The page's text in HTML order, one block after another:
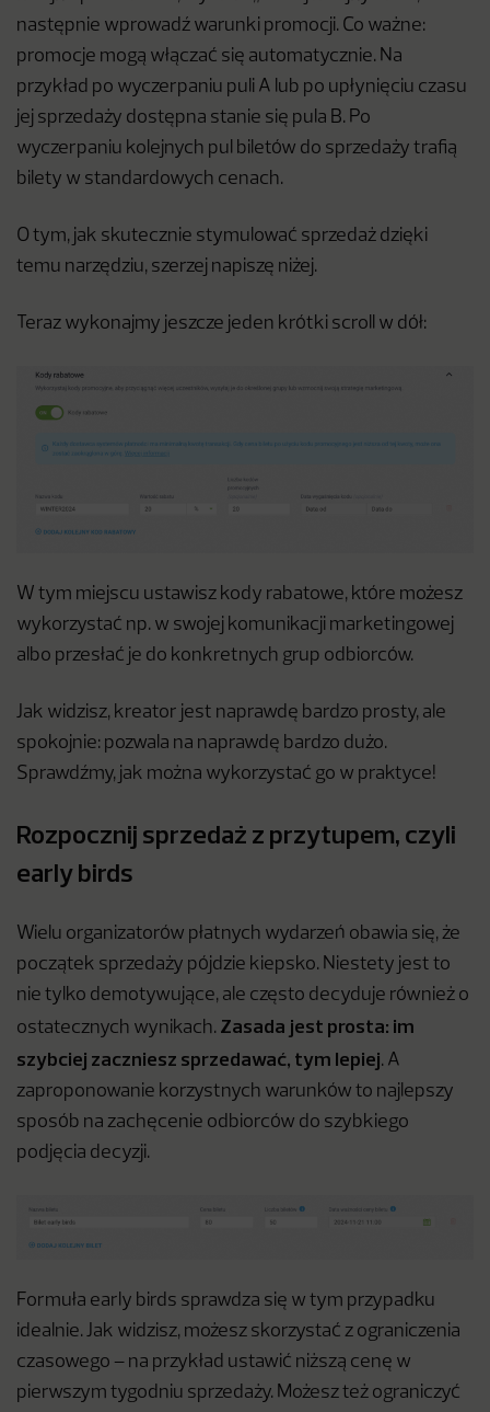
następnie wprowadź warunki promocji. Co ważne:
promocje mogą włączać się automatycznie. Na
przykład po wyczerpaniu puli A lub po upłynięciu czasu
jej sprzedaży dostępna stanie się pula B. Po
wyczerpaniu kolejnych pul biletów do sprzedaży trafią
bilety w standardowych cenach.
O tym, jak skutecznie stymulować sprzedaż dzięki
temu narzędziu, szerzej napiszę niżej.
Teraz wykonajmy jeszcze jeden krótki scroll w dół:
W tym miejscu ustawisz kody rabatowe, które możesz
wykorzystać np. w swojej komunikacji marketingowej
albo przesłać je do konkretnych grup odbiorców.
Jak widzisz, kreator jest naprawdę bardzo prosty, ale
spokojnie: pozwala na naprawdę bardzo dużo.
Sprawdźmy, jak można wykorzystać go w praktyce!
Rozpocznij sprzedaż z przytupem, czyli
early birds
Wielu organizatorów płatnych wydarzeń obawia się, że
początek sprzedaży pójdzie kiepsko. Niestety jest to
nie tylko demotywujące, ale często decyduje również o
ostatecznych wynikach. Zasada jest prosta: im
szybciej zaczniesz sprzedawać, tym lepiej. A
zaproponowanie korzystnych warunków to najlepszy
sposób na zachęcenie odbiorców do szybkiego
podjęcia decyzji.
Formuła early birds sprawdza się w tym przypadku
idealnie. Jak widzisz, możesz skorzystać z ograniczenia
czasowego – na przykład ustawić niższą cenę w
pierwszym tygodniu sprzedaży. Możesz też ograniczyć